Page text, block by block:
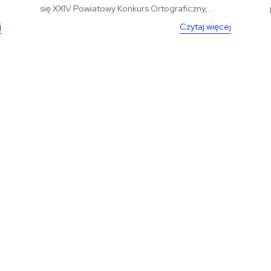
się XXIV Powiatowy Konkurs Ortograficzny,...
Czytaj więcej